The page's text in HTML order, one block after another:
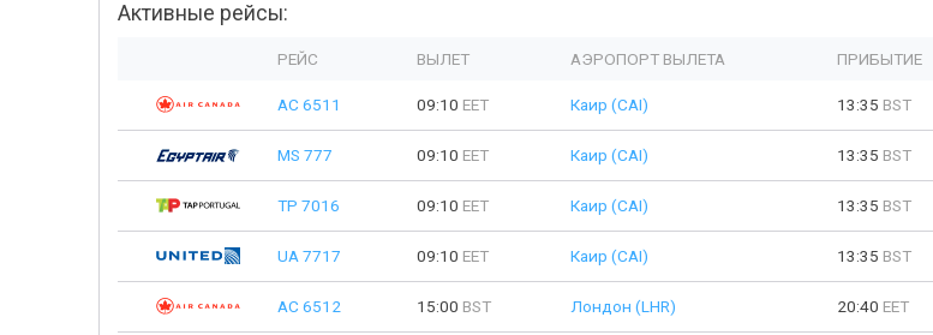
Активные рейсы:
РЕЙС ВЫЛЕТ АЭРОПОРТ ВЫЛЕТА ПРИБЫТИЕ
AC 6511 09:10 EET Каир (CAI) 13:35 BST
MS 777 09:10 EET Каир (CAI) 13:35 BST
TP 7016 09:10 EET Каир (CAI) 13:35 BST
UA 7717 09:10 EET Каир (CAI) 13:35 BST
AC 6512 15:00 BST Лондон (LHR) 20:40 EET